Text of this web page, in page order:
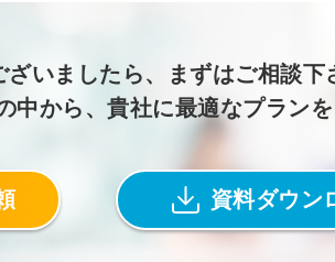
いましたら、まずはご相談下
中から、貴社に最適なプラン
資料ダウン